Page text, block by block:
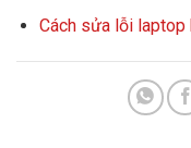
Cách sửa lỗi laptop